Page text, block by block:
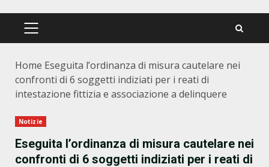
PRIMÄRES
Home Eseguita l’ordinanza di misura cautelare nei
confronti di 6 soggetti indiziati per i reati di
intestazione fittizia e associazione a delinquere
Notizie
Eseguita l’ordinanza di misura cautelare nei
confronti di 6 soggetti indiziati per i reati di